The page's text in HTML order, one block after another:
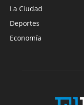
La Ciudad
Deportes
Economía